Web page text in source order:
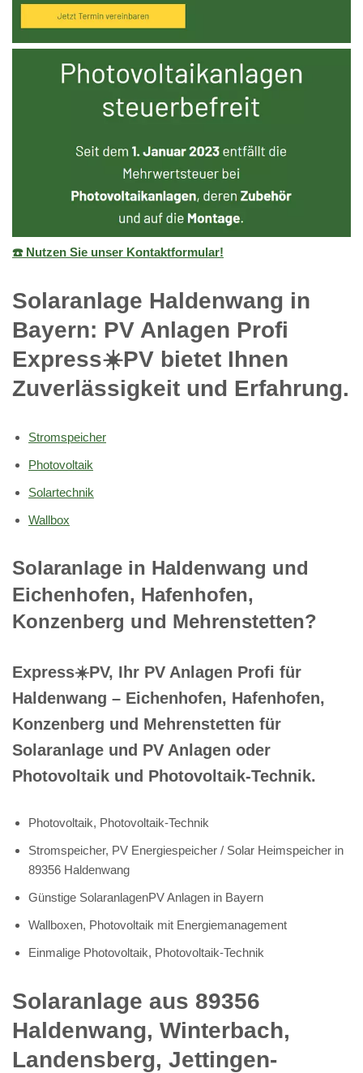
☎️ Nutzen Sie unser Kontaktformular!
Solaranlage Haldenwang in
Bayern: PV Anlagen Profi
Express☀️PV️ bietet Ihnen
Zuverlässigkeit und Erfahrung.
Stromspeicher
Photovoltaik
Solartechnik
Wallbox
Solaranlage in Haldenwang und
Eichenhofen, Hafenhofen,
Konzenberg und Mehrenstetten?
Express☀️PV️, Ihr PV Anlagen Profi für
Haldenwang – Eichenhofen, Hafenhofen,
Konzenberg und Mehrenstetten für
Solaranlage und PV Anlagen oder
Photovoltaik und Photovoltaik-Technik.
Photovoltaik, Photovoltaik-Technik
Stromspeicher, PV Energiespeicher / Solar Heimspeicher in
89356 Haldenwang
Günstige SolaranlagenPV Anlagen in Bayern
Wallboxen, Photovoltaik mit Energiemanagement
Einmalige Photovoltaik, Photovoltaik-Technik
Solaranlage aus 89356
Haldenwang, Winterbach,
Landensberg, Jettingen-